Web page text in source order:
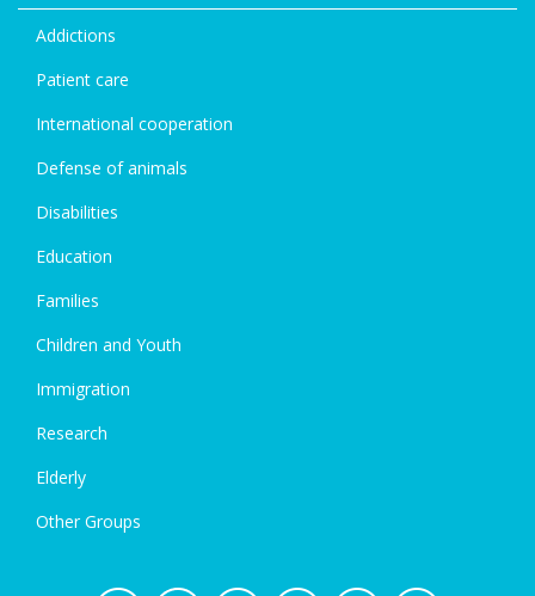
Addictions
Patient care
International cooperation
Defense of animals
Disabilities
Education
Families
Children and Youth
Immigration
Research
Elderly
Other Groups